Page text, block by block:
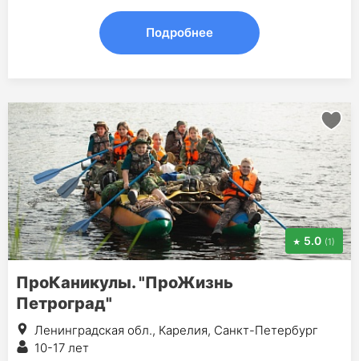
Подробнее
5.0 (1)
ПроКаникулы. "ПроЖизнь
Петроград"
Ленинградская обл., Карелия, Санкт-Петербург
10-17 лет